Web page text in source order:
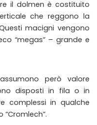
il dolmen è costituito
che reggono la
macigni vengono
“megas” – grande e
però valore
disposti in fila o in
complessi in qualche